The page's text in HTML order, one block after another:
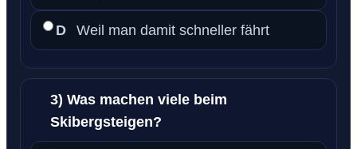
D Weil man damit schneller fährt
3) Was machen viele beim
Skibergsteigen?